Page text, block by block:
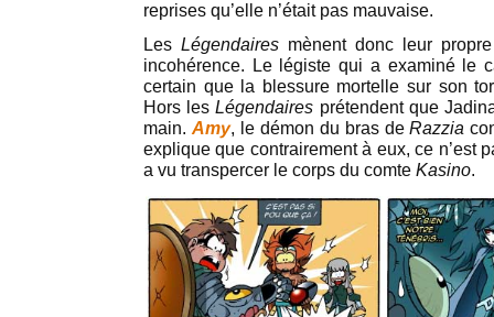
reprises qu’elle n’était pas mauvaise.
Les Légendaires mènent donc leur
incohérence. Le légiste qui a examiné le
certain que la blessure mortelle sur son
Hors lesLégendaires prétendent que
main. Amy, le démon du bras deRazzia
explique que contrairement à eux, ce n’est
a vu transpercer le corps du comte Kasino.